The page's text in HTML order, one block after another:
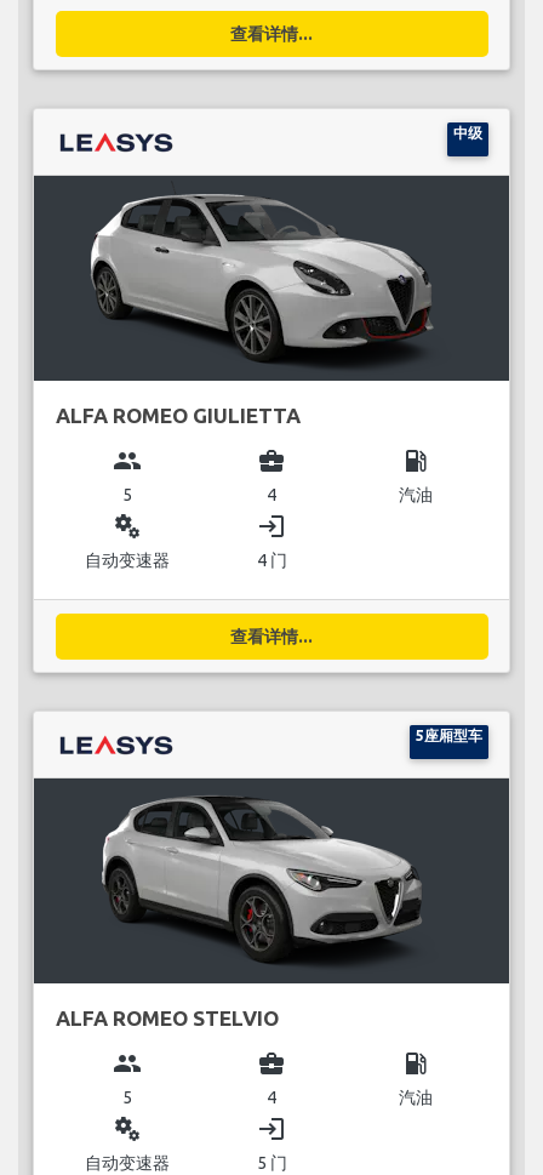
查看详情...
中级
ALFA ROMEO GIULIETTA
group
5
business_center
4
local_gas_station
汽油
miscellaneous_services
自动变速器
login
4 门
查看详情...
5座厢型车
ALFA ROMEO STELVIO
group
5
business_center
4
local_gas_station
汽油
miscellaneous_services
自动变速器
login
5 门